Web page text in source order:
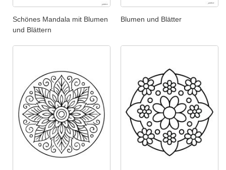
Schönes Mandala mit Blumen
und Blättern
Blumen und Blätter